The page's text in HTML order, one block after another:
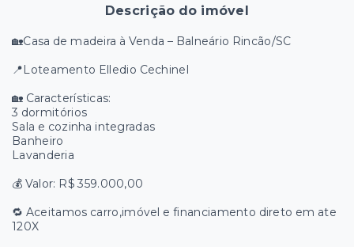
Descrição do imóvel
🏡Casa de madeira à Venda – Balneário Rincão/SC
📍Loteamento Elledio Cechinel
🏡 Características:
3 dormitórios
Sala e cozinha integradas
Banheiro
Lavanderia
💰 Valor: R$ 359.000,00
🔁 Aceitamos carro,imóvel e financiamento direto em ate
120X